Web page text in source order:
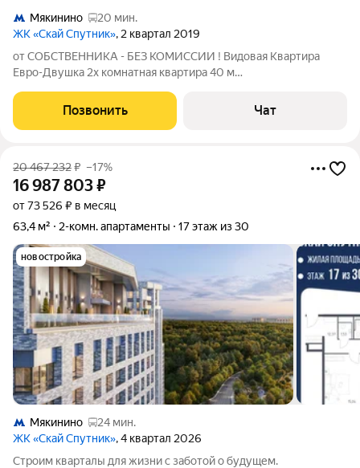
Мякинино
20 мин.
ЖК «Скай Спутник», 2 квартал 2019
от СОБСТВЕННИКА - БЕЗ КОМИССИИ ! Видовая Квартира
Евро-Двушка 2х комнатная квартира 40 м
-приложен в фотографиях, Смотрите внимательно! Свежая
квартира, в престижном ЖК Квартал Спутник (на
Позвонить Чат
20 467 232₽ –17%
16 987 803₽
от 73 526 ₽ в месяц
63,4 м²
2-комн. апартаменты 17 этаж из 30
новостройка
Мякинино
24 мин.
ЖК «Скай Спутник», 4 квартал 2026
Стрoим квapтaлы для жизни c заботой о будущем.